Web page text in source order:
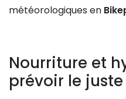
météorologiques en
Nourriture et
prévoir le